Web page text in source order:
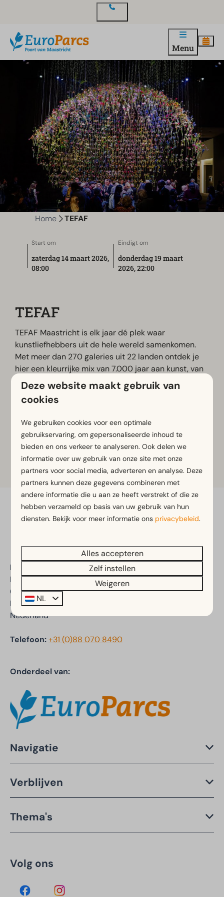
Menu
Home TEFAF
Start om
zaterdag 14 maart 2026,
08:00
Eindigt om
donderdag 19 maart
2026, 22:00
TEFAF
TEFAF Maastricht is elk jaar dé plek waar
kunstliefhebbers uit de hele wereld samenkomen.
Met meer dan 270 galeries uit 22 landen ontdek je
hier een kleurrijke mix van 7.000 jaar aan kunst, van
oude meesterwerken tot moderne pareltjes. Je kunt
genieten van prachtige schilderijen, bijzondere
antiek, mooie foto’s, juwelen en design. Er zijn ook
thema’s worden uitgelicht. Of je nu een
doorgewinterde verzamelaar bent of gewoon
nieuwsgierig, TEFAF is een feest voor iedereen die
van kunst houdt!
Veilig betalen
EuroParcs Poort van Maastricht
Rijksweg 6
6325 PE Berg en Terblijt
Limburg
Nederland
Telefoon:+31 (0)88 070 8490
Onderdeel van:
Navigatie
Verblijven
Thema's
Volg ons
Deze website maakt gebruik van
cookies
We gebruiken cookies voor een optimale
gebruikservaring, om gepersonaliseerde inhoud te
bieden en ons verkeer te analyseren. Ook delen we
informatie over uw gebruik van onze site met onze
partners voor social media, adverteren en analyse. Deze
partners kunnen deze gegevens combineren met
andere informatie die u aan ze heeft verstrekt of die ze
hebben verzameld op basis van uw gebruik van hun
diensten. Bekijk voor meer informatie ons privacybeleid.
Alles accepteren
Zelf instellen
Weigeren
NL